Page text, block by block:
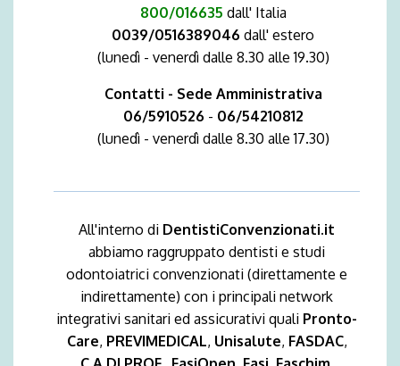
800/016635 dall' Italia
0039/0516389046 dall' estero
(lunedì - venerdì dalle 8.30 alle 19.30)
Contatti - Sede Amministrativa
06/5910526 - 06/54210812
(lunedì - venerdì dalle 8.30 alle 17.30)
All'interno di DentistiConvenzionati.it
abbiamo raggruppato dentisti e studi
odontoiatrici convenzionati (direttamente e
indirettamente) con i principali network
integrativi sanitari ed assicurativi quali Pronto-
Care, PREVIMEDICAL, Unisalute, FASDAC,